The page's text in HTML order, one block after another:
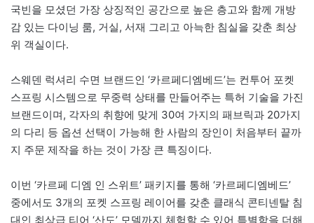
국빈을 모셨던 가장 상징적인 공간으로 높은 층고와 함께 개방
감 있는 다이닝 룸, 거실, 서재 그리고 아늑한 침실을 갖춘 최상
위 객실이다.
스웨덴 럭셔리 수면 브랜드인 ‘카르페디엠베드’는 컨투어 포켓
스프링 시스템으로 무중력 상태를 만들어주는 특허 기술을 가진
브랜드이며, 각자의 취향에 맞게 30여 가지의 패브릭과 20가지
의 다리 등 옵션 선택이 가능해 한 사람의 장인이 처음부터 끝까
지 주문 제작을 하는 것이 가장 큰 특징이다.
이번 ‘카르페 디엠 인 스위트’ 패키지를 통해 ‘카르페디엠베드’
중에서도 3개의 포켓 스프링 레이어를 갖춘 클래식 콘티넨탈 침
대인 최상급 티어 ‘산도’ 모델까지 체험할 수 있어 특별함을 더해